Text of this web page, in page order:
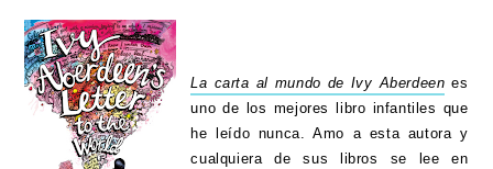
La carta al mundo de Ivy Aberdeen es
uno de los mejores libro infantiles que
he leído nunca. Amo a esta autora y
cualquiera de sus libros se lee en